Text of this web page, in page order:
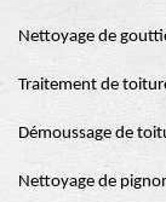
Nettoyage de
Traitement de
Démoussage de
Nettoyage de